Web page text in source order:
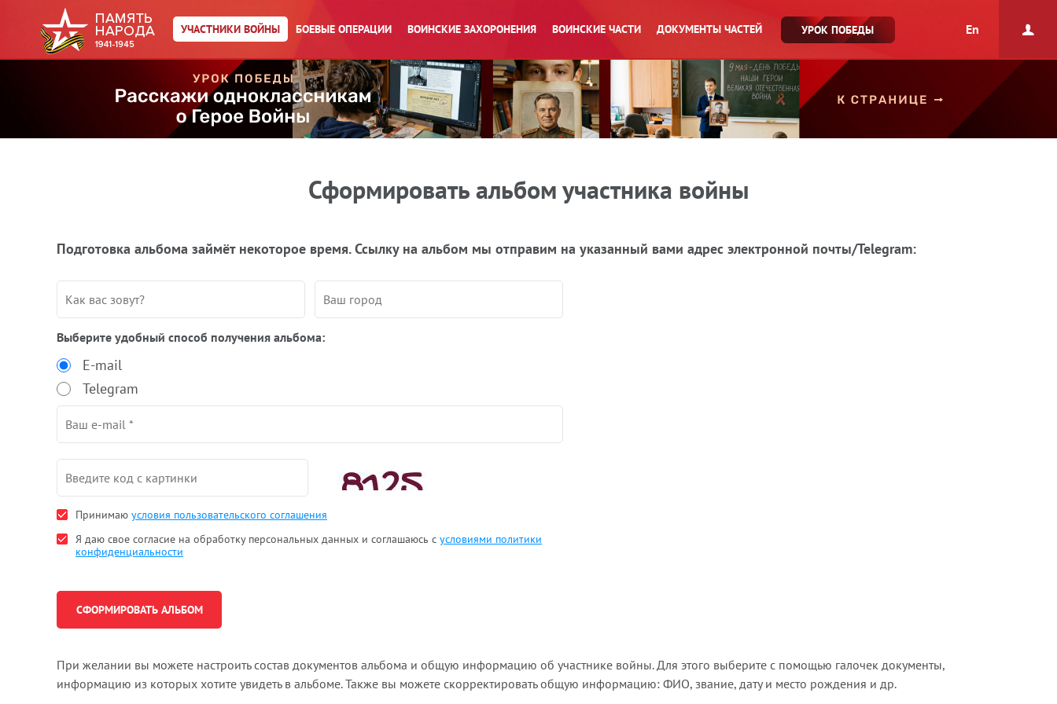
УЧАСТНИКИ ВОЙНЫ БОЕВЫЕ ОПЕРАЦИИ ВОИНСКИЕ ЗАХОРОНЕНИЯ ВОИНСКИЕ ЧАСТИ ДОКУМЕНТЫ ЧАСТЕЙ УРОК ПОБЕДЫ En
Сформировать альбом участника войны
Подготовка альбома займёт некоторое время. Ссылку на альбом мы отправим на указанный вами адрес электронной почты/Telegram:
Выберите удобный способ получения альбома:
E-mail
Telegram
Принимаю условия пользовательского соглашения
Я даю свое согласие на обработку персональных данных и соглашаюсь с условиями политики
конфиденциальности
При желании вы можете настроить состав документов альбома и общую информацию об участнике войны. Для этого выберите с помощью галочек документы,
информацию из которых хотите увидеть в альбоме. Также вы можете скорректировать общую информацию: ФИО, звание, дату и место рождения и др.